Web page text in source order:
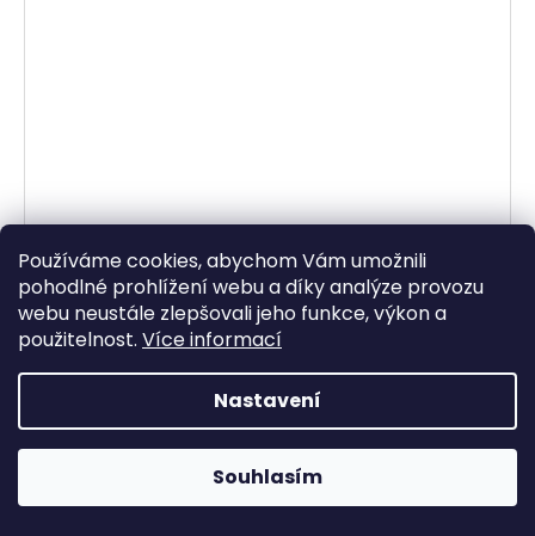
Používáme cookies, abychom Vám umožnili
pohodlné prohlížení webu a díky analýze provozu
webu neustále zlepšovali jeho funkce, výkon a
použitelnost. Více informací
Nastavení
Souhlasím
Dámské jarní šaty France v různých barvách
2 990 Kč
DETAIL